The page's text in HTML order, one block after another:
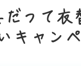
って衣
キャン